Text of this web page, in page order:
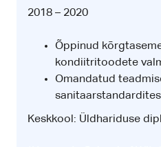
2018 – 2020
Õppinud
kondiitritoodete
Omandatud
Keskkool: Üldhariduse